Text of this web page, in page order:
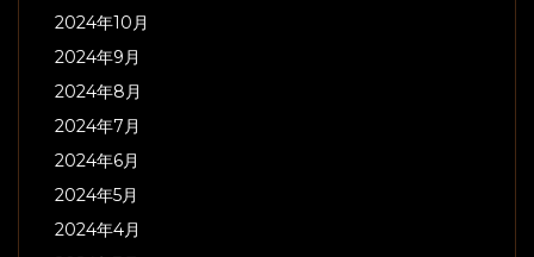
2024年10月
2024年9月
2024年8月
2024年7月
2024年6月
2024年5月
2024年4月